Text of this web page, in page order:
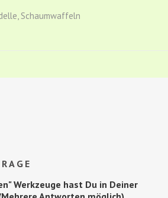
, Schaumwaffeln
Werkzeuge hast Du in Deiner